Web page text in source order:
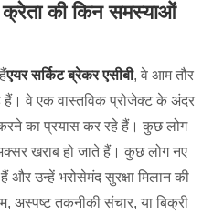
क्रेता की किन समस्याओं
एयर सर्किट ब्रेकर एसीबी, वे आम तौर
हैं। वे एक वास्तविक प्रोजेक्ट के अंदर
करने का प्रयास कर रहे हैं। कुछ लोग
खराब हो जाते हैं। कुछ लोग नए
और उन्हें भरोसेमंद सुरक्षा मिलान की
अस्पष्ट तकनीकी संचार, या बिक्री